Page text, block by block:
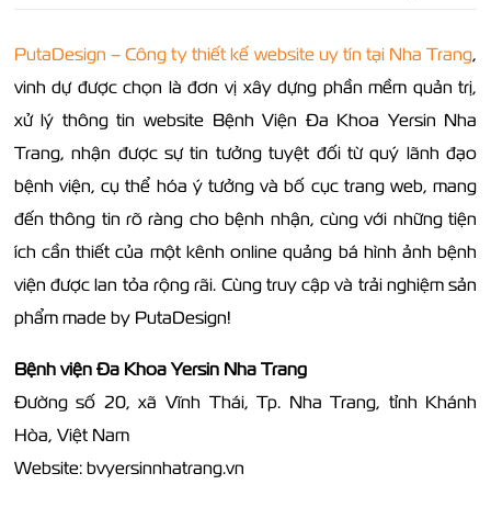
PutaDesign – Công ty thiết kế website uy tín tại Nha Trang,
vinh dự được chọn là đơn vị xây dựng phần mềm quản trị,
xử lý thông tin website Bệnh Viện Đa Khoa Yersin Nha
Trang, nhận được sự tin tưởng tuyệt đối từ quý lãnh đạo
bệnh viện, cụ thể hóa ý tưởng và bố cục trang web, mang
đến thông tin rõ ràng cho bệnh nhận, cùng với những tiện
ích cần thiết của một kênh online quảng bá hình ảnh bệnh
viện được lan tỏa rộng rãi. Cùng truy cập và trải nghiệm sản
phẩm made by PutaDesign!
Bệnh viện Đa Khoa Yersin Nha Trang
Đường số 20, xã Vĩnh Thái, Tp. Nha Trang, tỉnh Khánh
Hòa, Việt Nam
Website: bvyersinnhatrang.vn